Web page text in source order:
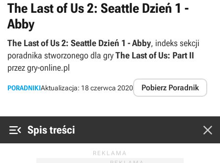
The Last of Us 2: Seattle Dzień 1 -
Abby
The Last of Us 2: Seattle Dzień 1 - Abby, indeks sekcji
poradnika stworzonego dla gryThe Last of Us: Part II
przez gry-online.pl
PORADNIKIAktualizacja: 18 czerwca 2020 Pobierz Poradnik
 Spis treści 